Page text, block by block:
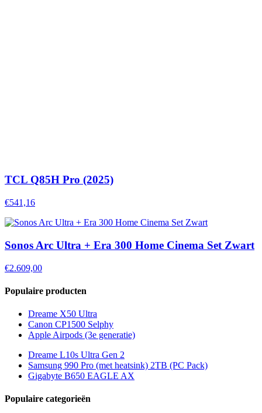
TCL Q85H Pro (2025)
€541,16
Sonos Arc Ultra + Era 300 Home Cinema Set Zwart
€2.609,00
Populaire producten
Dreame X50 Ultra
Canon CP1500 Selphy
Apple Airpods (3e generatie)
Dreame L10s Ultra Gen 2
Samsung 990 Pro (met heatsink) 2TB (PC Pack)
Gigabyte B650 EAGLE AX
Populaire categorieën